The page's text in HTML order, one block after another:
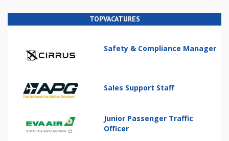
TOPVACATURES
Safety & Compliance Manager
Sales Support Staff
Junior Passenger Traffic
Officer